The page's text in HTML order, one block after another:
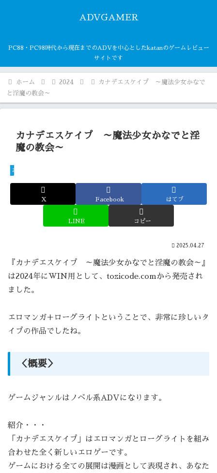
ADVGAMER
PC88・PC98時代から現在までのADVを中心としたkatanのゲームレビュー
サイトです
ホーム 2024
カナデエスケイプ ～魔法少女かなで
と淫魔の教会～
カナデエスケイプ ～魔法少女かなでと淫
魔の教会～
2024
X Facebook はてブ
LINE コピー
2025.04.27
『カナデエスケイプ ～魔法少女かなでと淫魔の教会～』
は2024年にWIN用として、tozicode.comから発売され
ました。
エロマンガ＋ローグライトということで、非常に珍しいタ
イプの作品でしたね。
＜概要＞
ゲームジャンルはノベル系ADVになります。
紹介・・・
「カナデエスケイプ」はエロマンガとローグライトを組み
合わせた全く新しいエロゲーです。
ゲームにおける全ての展開は漫画として表現され、あなた